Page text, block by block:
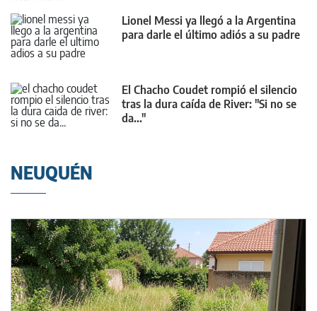
Lionel Messi ya llegó a la Argentina
para darle el último adiós a su padre
El Chacho Coudet rompió el silencio
tras la dura caída de River: "Si no se
da..."
NEUQUÉN